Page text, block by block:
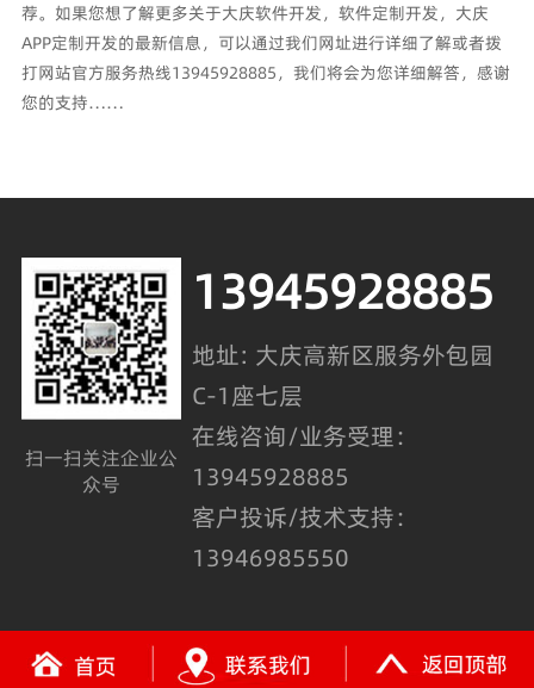
荐。如果您想了解更多关于大庆软件开发，软件定制开发，大庆
APP定制开发的最新信息，可以通过我们网址进行详细了解或者拨
打网站官方服务热线13945928885，我们将会为您详细解答，感谢
您的支持……
扫一扫关注企业公
众号
13945928885
地址: 大庆高新区服务外包园
C-1座七层
在线咨询/业务受理：
13945928885
客户投诉/技术支持：
13946985550